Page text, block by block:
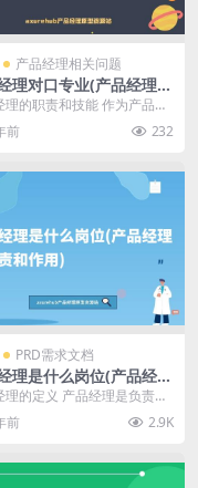
产品经理相关问题
理对口专业(产品经理的
口)
理的职责和技能 作为产品经
主要职责是负责制定产品的
划，从市场...
前 232
PRD需求文档
理是什么岗位(产品经理
和作用)
理的定义 产品经理是负责产
、开发和推广的职业。他们
产品生命周...
前 2.9K